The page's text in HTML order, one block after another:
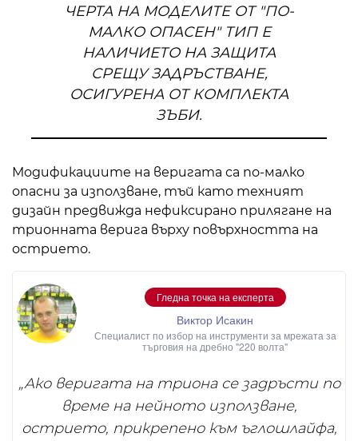
ЧЕРТА НА МОДЕЛИТЕ ОТ "ПО-
МАЛКО ОПАСЕН" ТИП Е
НАЛИЧИЕТО НА ЗАЩИТА
СРЕЩУ ЗАДРЪСТВАНЕ,
ОСИГУРЕНА ОТ КОМПЛЕКТА
ЗЪБИ.
Модификациите на веригата са по-малко
опасни за използване, тъй като техният
дизайн предвижда нефиксирано прилягане на
трионната верига върху повърхността на
острието.
Гледна точка на експерта
Виктор Исакин
Специалист по избор на инструменти за мрежата за
търговия на дребно "220 волта"
„Ако веригата на триона се задръсти по
време на нейното използване,
острието, прикрепено към ъглошлайфа,